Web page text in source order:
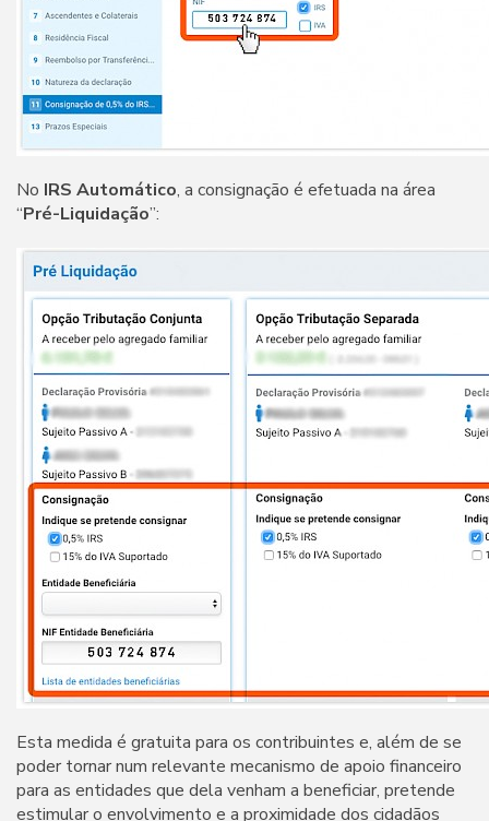
No IRS Automático, a consignação é efetuada na área
“Pré-Liquidação”:
Esta medida é gratuita para os contribuintes e, além de se
poder tornar num relevante mecanismo de apoio financeiro
para as entidades que dela venham a beneficiar, pretende
estimular o envolvimento e a proximidade dos cidadãos